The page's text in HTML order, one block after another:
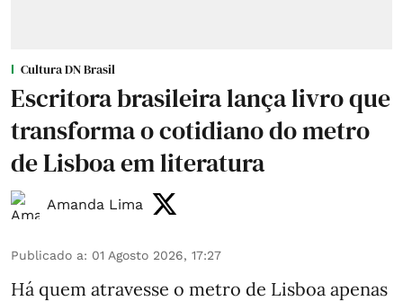
Cultura DN Brasil
Escritora brasileira lança livro que
transforma o cotidiano do metro
de Lisboa em literatura
Amanda Lima
Publicado a: 01 Agosto 2026, 17:27
Há quem atravesse o metro de Lisboa apenas